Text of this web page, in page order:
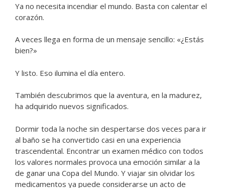
Ya no necesita incendiar el mundo. Basta con calentar el
corazón.
A veces llega en forma de un mensaje sencillo: «¿Estás
bien?»
Y listo. Eso ilumina el día entero.
También descubrimos que la aventura, en la madurez,
ha adquirido nuevos significados.
Dormir toda la noche sin despertarse dos veces para ir
al baño se ha convertido casi en una experiencia
trascendental. Encontrar un examen médico con todos
los valores normales provoca una emoción similar a la
de ganar una Copa del Mundo. Y viajar sin olvidar los
medicamentos ya puede considerarse un acto de